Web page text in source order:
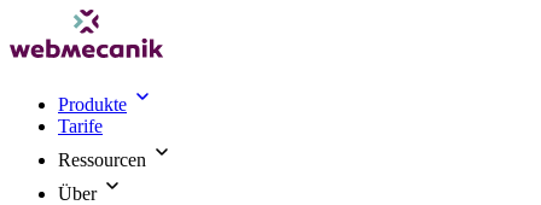
Produkte
Tarife
Ressourcen
Über